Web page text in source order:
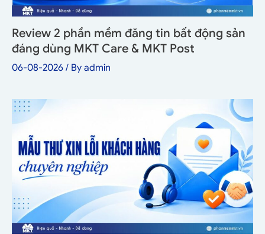
Review 2 phần mềm đăng tin bất động sản
đáng dùng MKT Care & MKT Post
06-08-2026 / By admin